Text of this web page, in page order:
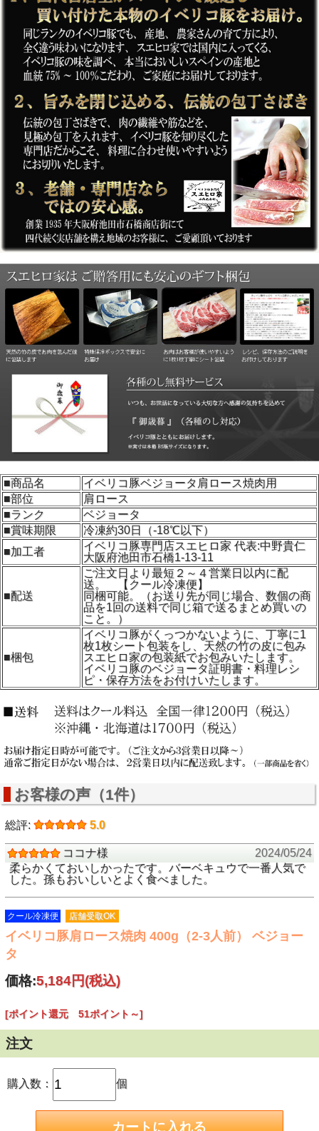
■商品名
イベリコ豚ベジョータ肩ロース焼肉用
■部位
肩ロース
■ランク
ベジョータ
■賞味期限
冷凍約30日（-18℃以下）
■加工者
イベリコ豚専門店スエヒロ家 代表:中野貴仁
大阪府池田市石橋1-13-11
■配送
ご注文日より最短２～４営業日以内に配
送。 【クール冷凍便】
同梱可能。（お送り先が同じ場合、数個の商
品を1回の送料で同じ箱で送るまとめ買いの
こと。）
■梱包
イベリコ豚がくっつかないように、丁寧に1
枚1枚シート包装をし、天然の竹の皮に包み
スエヒロ家の包装紙でお包みいたします。
イベリコ豚のベジョータ証明書・料理レシ
ピ・保存方法をお付けいたします。
お客様の声（1件）
総評: 5.0
ココナ様
2024/05/24
柔らかくておいしかったです。バーベキュウで一番人気で
した。孫もおいしいとよく食べました。
クール冷凍便 店舗受取OK
イベリコ豚肩ロース焼肉 400g（2-3人前） ベジョー
タ
価格:5,184円(税込)
[ポイント還元 51ポイント～]
注文
購入数： 個